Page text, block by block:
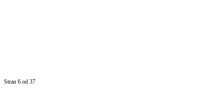
Stran 6 od 37